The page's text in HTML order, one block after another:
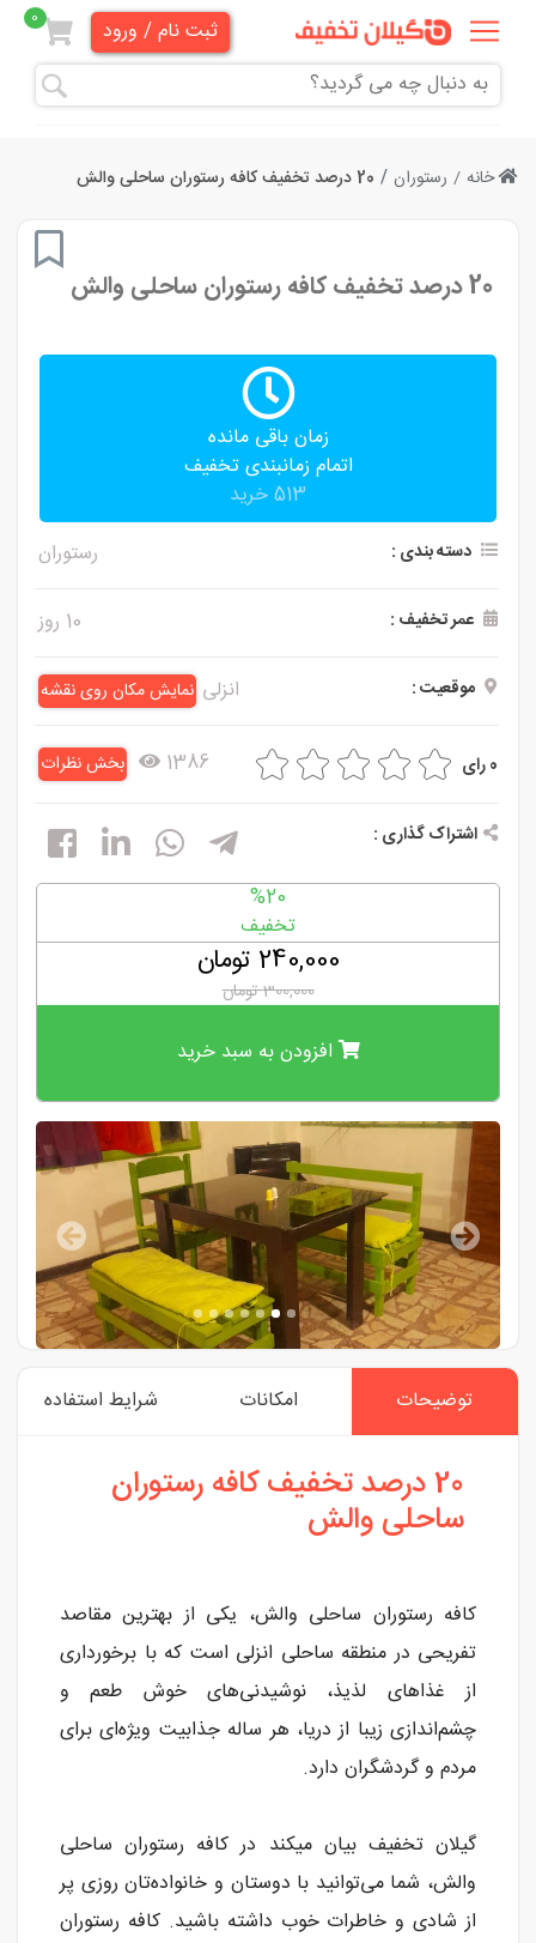
ثبت نام / ورود 0
همه
تخفیف
هنری و
پزشکی
و
و
و کافی
خانه رستوران 20 درصد تخفیف کافه رستوران ساحلی والش
20 درصد تخفیف کافه رستوران ساحلی والش
زمان باقی مانده
اتمام زمانبندی تخفیف
513 خرید
دسته بندی : رستوران
عمر تخفیف : 10 روز
موقعیت : انزلی نمایش مکان روی نقشه
0 رای 1386 بخش نظرات
اشتراک گذاری :
%20
تخفیف
240,000 تومان
300,000 تومان
افزودن به سبد خرید
توضیحات امکانات شرایط استفاده
20 درصد تخفیف کافه رستوران
ساحلی والش
کافه رستوران ساحلی والش، یکی از بهترین مقاصد
تفریحی در منطقه ساحلی انزلی است که با برخورداری
از غذاهای لذیذ، نوشیدنی‌های خوش طعم و
چشم‌اندازی زیبا از دریا، هر ساله جذابیت ویژه‌ای برای
مردم و گردشگران دارد.
گیلان تخفیف بیان میکند در کافه رستوران ساحلی
والش، شما می‌توانید با دوستان و خانواده‌تان روزی پر
از شادی و خاطرات خوب داشته باشید. کافه رستوران